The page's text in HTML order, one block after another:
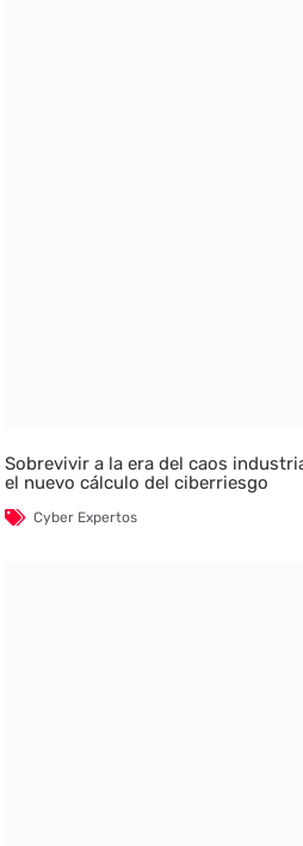
Sobrevivir a la era del caos
el nuevo cálculo del ciberriesgo
Cyber Expertos